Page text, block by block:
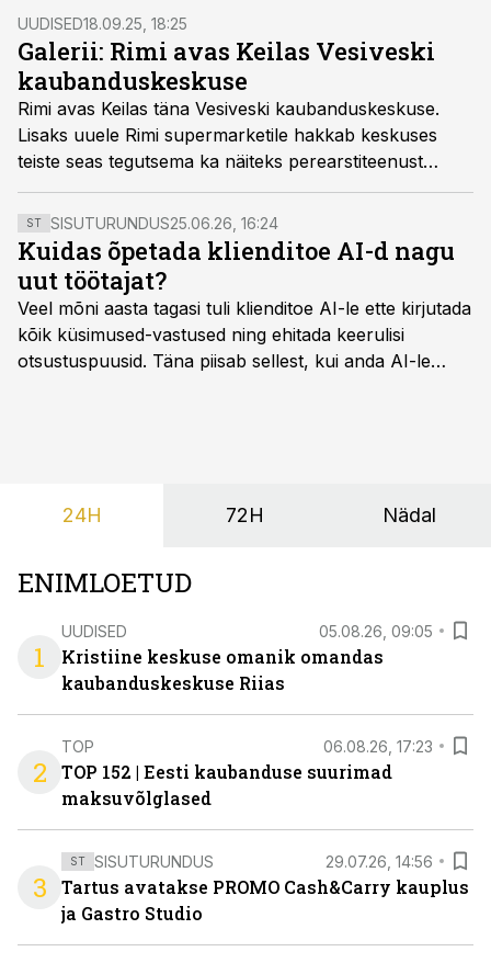
UUDISED18.09.25, 18:25
Galerii: Rimi avas Keilas Vesiveski
kaubanduskeskuse
Rimi avas Keilas täna Vesiveski kaubanduskeskuse.
Lisaks uuele Rimi supermarketile hakkab keskuses
teiste seas tegutsema ka näiteks perearstiteenust
pakkuv Merelahe Tervisekeskus, ainulaadse
ringtreeningualaga Fitness 24/7 spordiklubi ja Aasia
restoran Lucky Lotus.
ST SISUTURUNDUS25.06.26, 16:24
Kuidas õpetada klienditoe AI-d nagu
uut töötajat?
Veel mõni aasta tagasi tuli klienditoe AI-le ette kirjutada
kõik küsimused-vastused ning ehitada keerulisi
otsustuspuusid. Täna piisab sellest, kui anda AI-le
24H 72H Nädal
ENIMLOETUD
1
UUDISED 05.08.26, 09:05
Kristiine keskuse omanik omandas
kaubanduskeskuse Riias
2
TOP 06.08.26, 17:23
TOP 152 | Eesti kaubanduse suurimad
maksuvõlglased
3
ST SISUTURUNDUS 29.07.26, 14:56
Tartus avatakse PROMO Cash&Carry kauplus
ja Gastro Studio